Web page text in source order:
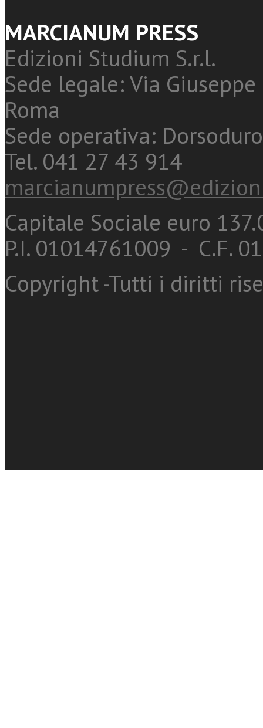
MARCIANUM PRESS
Edizioni Studium S.r.l.
Sede legale: Via
Roma
Sede operativa:
Tel. 041 27 43 914
Capitale Sociale euro
P.I. 01014761009 - C.F.
Copyright -Tutti i diritti